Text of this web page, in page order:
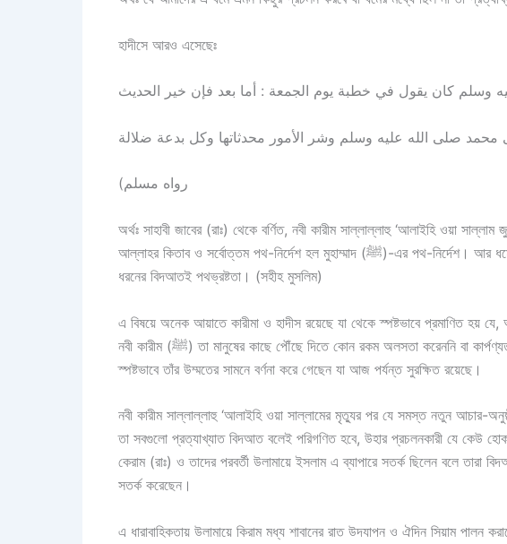
হাদীসে আরও এসেছেঃ
وسلم كان يقول في خطبة يوم الجمعة : أما بعد فإن خير الحديث
(رواه مسلم
অর্থঃ সাহাবী জাবের (রাঃ) থেকে বর্ণিত, নবী কারীম সাল্লাল্লাহু ‘আলাইহি ওয়া
আল্লাহর কিতাব ও সর্বোত্তম পথ-নির্দেশ হল মুহাম্মাদ (ﷺ)-এর পথ-নির্দেশ। আর ধর্মে নতুন বিষয় প্রচলন করা হল সর্ব নিকৃষ্ট বিষয়। এবং সব
ধরনের বিদআতই পথভ্রষ্টতা। (সহীহ মুসলিম)
এ বিষয়ে অনেক আয়াতে কারীমা ও হাদীস রয়েছে যা থেকে স্পষ্টভাবে প্রমাণিত হয়
নবী কারীম (ﷺ) তা মানুষের কাছে পৌঁছে দিতে কোন রকম অলসতা করেননি বা কার্পণ্যতা দেখাননি। ইসলাম ধর্মের সকল খুটিনাটি বিষয় তিনি
স্পষ্টভাবে তাঁর উম্মতের সামনে বর্ণনা করে গেছেন যা আজ পর্যন্ত সুরক্ষিত রয়েছে।
নবী কারীম সাল্লাল্লাহু ‘আলাইহি ওয়া সাল্লামের মৃত্যুর পর যে সমস্ত নতুন আচার-
তা সবগুলো প্রত্যাখ্যাত বিদআত বলেই পরিগণিত হবে, উহার প্রচলনকারী যে কেউ
কেরাম (রাঃ) ও তাদের পরবর্তী উলামায়ে ইসলাম এ ব্যাপারে সতর্ক ছিলেন বলে তারা
সতর্ক করেছেন।
এ ধারাবাহিকতায় উলামায়ে কিরাম মধ্য শাবানের রাত উদযাপন ও ঐদিন সিয়াম